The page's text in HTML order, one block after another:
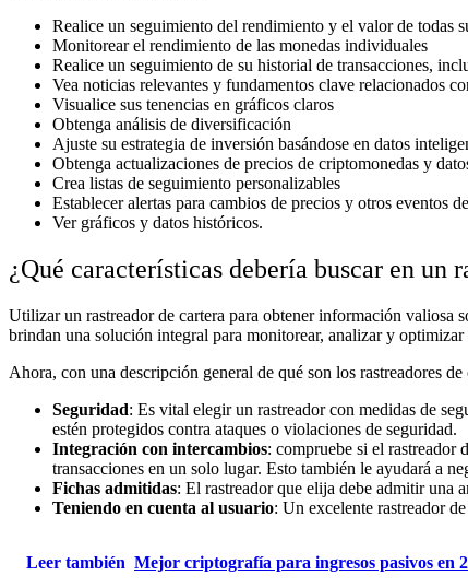
Realice un seguimiento del rendimiento y el valor de todas
Monitorear el rendimiento de las monedas individuales
Realice un seguimiento de su historial de transacciones,
Vea noticias relevantes y fundamentos clave relacionados
Visualice sus tenencias en gráficos claros
Obtenga análisis de diversificación
Ajuste su estrategia de inversión basándose en datos
Obtenga actualizaciones de precios de criptomonedas y
Crea listas de seguimiento personalizables
Establecer alertas para cambios de precios y otros eventos
Ver gráficos y datos históricos.
¿Qué características debería buscar en un
Utilizar un rastreador de cartera para obtener información valiosa
brindan una solución integral para monitorear, analizar y
Ahora, con una descripción general de qué son los rastreadores
Seguridad: Es vital elegir un rastreador con medidas de
estén protegidos contra ataques o violaciones de seguridad.
Integración con intercambios: compruebe si el rastreador
transacciones en un solo lugar. Esto también le ayudará a
Fichas admitidas: El rastreador que elija debe admitir una
Teniendo en cuenta al usuario: Un excelente rastreador
Leer también Mejor criptografía para ingresos pasivos en